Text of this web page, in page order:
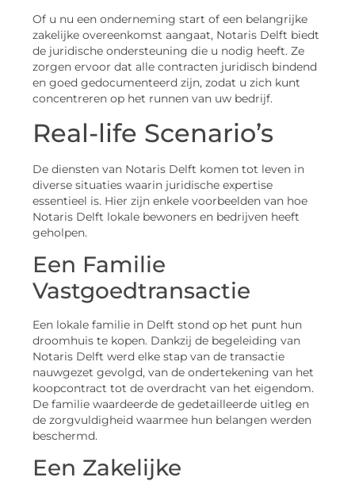
Of u nu een onderneming start of een belangrijke
zakelijke overeenkomst aangaat, Notaris Delft biedt
de juridische ondersteuning die u nodig heeft. Ze
zorgen ervoor dat alle contracten juridisch bindend
en goed gedocumenteerd zijn, zodat u zich kunt
concentreren op het runnen van uw bedrijf.
Real-life Scenario’s
De diensten van Notaris Delft komen tot leven in
diverse situaties waarin juridische expertise
essentieel is. Hier zijn enkele voorbeelden van hoe
Notaris Delft lokale bewoners en bedrijven heeft
geholpen.
Een Familie
Vastgoedtransactie
Een lokale familie in Delft stond op het punt hun
droomhuis te kopen. Dankzij de begeleiding van
Notaris Delft werd elke stap van de transactie
nauwgezet gevolgd, van de ondertekening van het
koopcontract tot de overdracht van het eigendom.
De familie waardeerde de gedetailleerde uitleg en
de zorgvuldigheid waarmee hun belangen werden
beschermd.
Een Zakelijke